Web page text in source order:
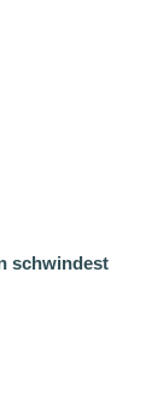
schwindest